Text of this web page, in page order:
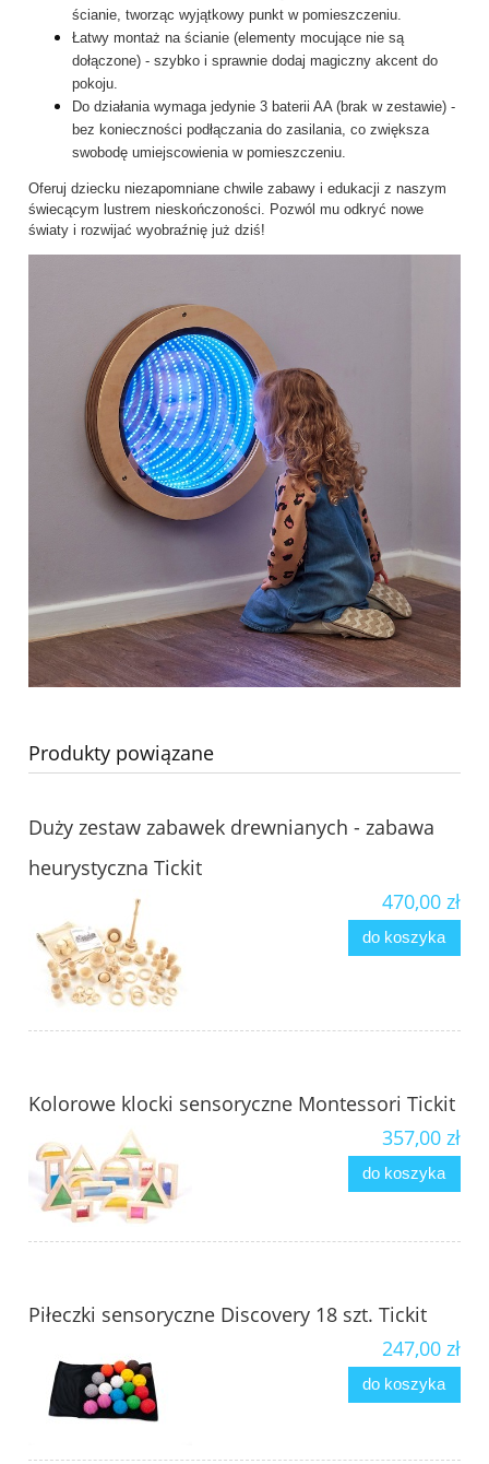
ścianie, tworząc wyjątkowy punkt w pomieszczeniu.
Łatwy montaż na ścianie (elementy mocujące nie są
dołączone) - szybko i sprawnie dodaj magiczny akcent do
pokoju.
Do działania wymaga jedynie 3 baterii AA (brak w zestawie) -
bez konieczności podłączania do zasilania, co zwiększa
swobodę umiejscowienia w pomieszczeniu.
Oferuj dziecku niezapomniane chwile zabawy i edukacji z naszym
świecącym lustrem nieskończoności. Pozwól mu odkryć nowe
światy i rozwijać wyobraźnię już dziś!
Produkty powiązane
Duży zestaw zabawek drewnianych - zabawa
heurystyczna Tickit
470,00 zł
do koszyka
Kolorowe klocki sensoryczne Montessori Tickit
357,00 zł
do koszyka
Piłeczki sensoryczne Discovery 18 szt. Tickit
247,00 zł
do koszyka